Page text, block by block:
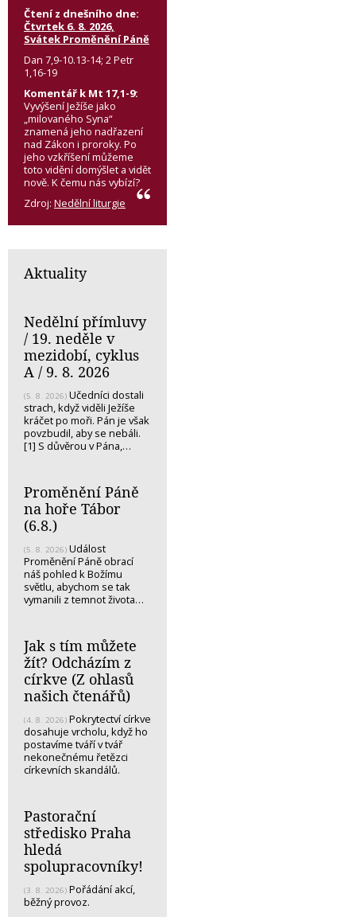
Čtení z dnešního dne:
Čtvrtek 6. 8. 2026,
Svátek Proměnění Páně
Dan 7,9-10.13-14; 2 Petr
1,16-19
Komentář k Mt 17,1-9:
Vyvýšení Ježíše jako
„milovaného Syna“
znamená jeho nadřazení
nad Zákon i proroky. Po
jeho vzkříšení můžeme
toto vidění domýšlet a vidět
nově. K čemu nás vybízí?
Zdroj: Nedělní liturgie
Aktuality
Nedělní přímluvy
/ 19. neděle v
mezidobí, cyklus
A / 9. 8. 2026
(5. 8. 2026) Učedníci dostali
strach, když viděli Ježíše
kráčet po moři. Pán je však
povzbudil, aby se nebáli.
[1] S důvěrou v Pána,…
Proměnění Páně
na hoře Tábor
(6.8.)
(5. 8. 2026) Událost
Proměnění Páně obrací
náš pohled k Božímu
světlu, abychom se tak
vymanili z temnot života…
Jak s tím můžete
žít? Odcházím z
církve (Z ohlasů
našich čtenářů)
(4. 8. 2026) Pokrytectví církve
dosahuje vrcholu, když ho
postavíme tváří v tvář
nekonečnému řetězci
církevních skandálů.
Pastorační
středisko Praha
hledá
spolupracovníky!
(3. 8. 2026) Pořádání akcí,
běžný provoz.